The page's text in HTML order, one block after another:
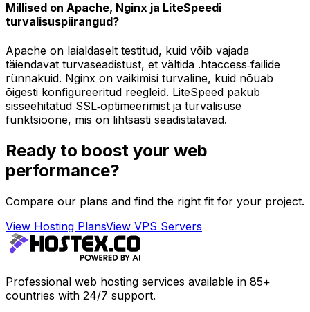
Millised on Apache, Nginx ja LiteSpeedi
turvalisuspiirangud?
Apache on laialdaselt testitud, kuid võib vajada
täiendavat turvaseadistust, et vältida .htaccess‑failide
rünnakuid. Nginx on vaikimisi turvaline, kuid nõuab
õigesti konfigureeritud reegleid. LiteSpeed pakub
sisseehitatud SSL‑optimeerimist ja turvalisuse
funktsioone, mis on lihtsasti seadistatavad.
Ready to boost your web
performance?
Compare our plans and find the right fit for your project.
View Hosting PlansView VPS Servers
Professional web hosting services available in 85+
countries with 24/7 support.